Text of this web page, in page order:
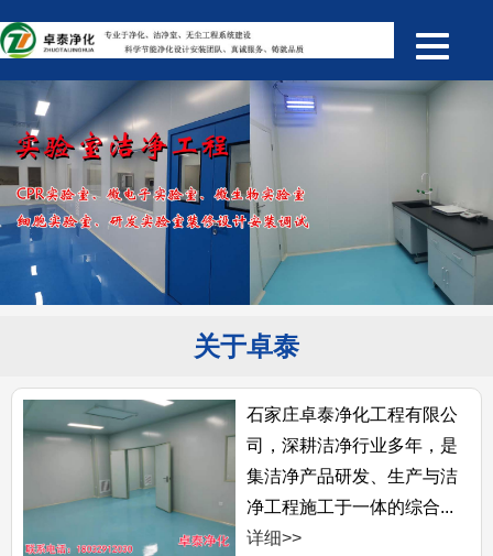
关于卓泰
石家庄卓泰净化工程有限公
司，深耕洁净行业多年，是
集洁净产品研发、生产与洁
净工程施工于一体的综合...
详细>>